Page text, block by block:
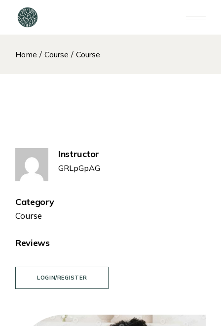
Home Course Course
Instructor
GRLpGpAG
Category
Course
Reviews
LOGIN/REGISTER